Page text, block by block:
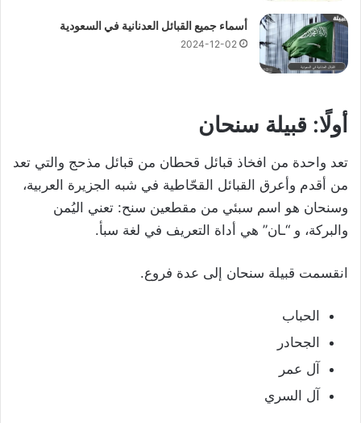
أسماء جميع القبائل العدنانية في السعودية
2024-12-02
أولًا: قبيلة سنحان
تعد واحدة من افخاذ قبائل قحطان من قبائل مذحج والتي تعد
من أقدم وأعرق القبائل القحّاطية في شبه الجزيرة العربية،
وسنحان هو اسم سبئي من مقطعين سنح: تعني اليُمن
والبركة، و “ـان” هي أداة التعريف في لغة سبأ.
انقسمت قبيلة سنحان إلى عدة فروع.
الحباب
الجحادر
آل عمر
آل السري